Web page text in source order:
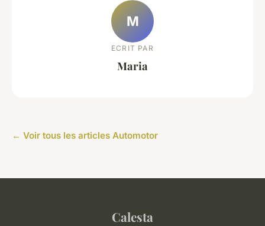
M
ECRIT PAR
Maria
← Voir tous les articles Automotor
Calesta